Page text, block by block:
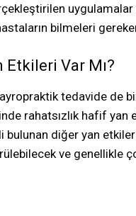
bilmeleri
Var Mı?
tedavide de
rahatsızlık hafif
diğer yan
ve genellikle